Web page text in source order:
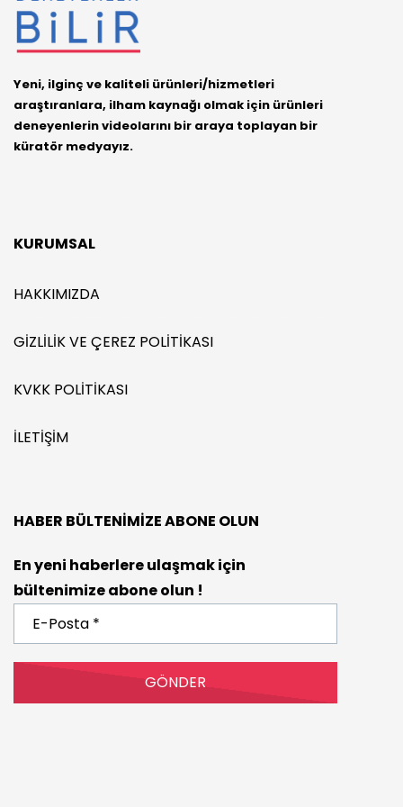
Yeni, ilginç ve kaliteli ürünleri/hizmetleri
araştıranlara, ilham kaynağı olmak için ürünleri
deneyenlerin videolarını bir araya toplayan bir
küratör medyayız.
KURUMSAL
HAKKIMIZDA
GIZLILIK VE ÇEREZ POLITIKASI
KVKK POLITIKASI
İLETIŞIM
HABER BÜLTENIMIZE ABONE OLUN
En yeni haberlere ulaşmak için
bültenimize abone olun !
Posta
*